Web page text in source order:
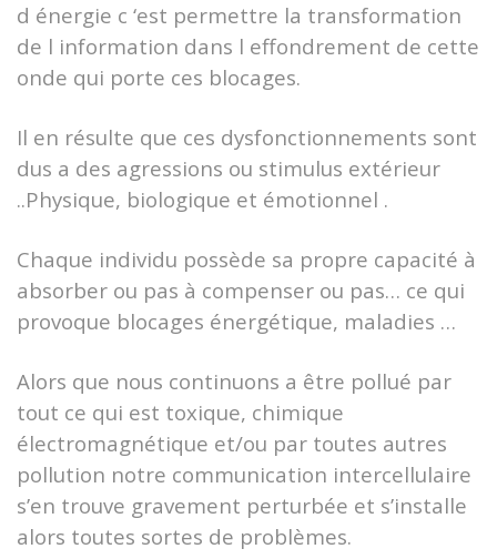
d énergie c ‘est permettre la transformation
de l information dans l effondrement de cette
onde qui porte ces blocages.
Il en résulte que ces dysfonctionnements sont
dus a des agressions ou stimulus extérieur
..Physique, biologique et émotionnel .
Chaque individu possède sa propre capacité à
absorber ou pas à compenser ou pas… ce qui
provoque blocages énergétique, maladies …
Alors que nous continuons a être pollué par
tout ce qui est toxique, chimique
électromagnétique et/ou par toutes autres
pollution notre communication intercellulaire
s’en trouve gravement perturbée et s’installe
alors toutes sortes de problèmes.